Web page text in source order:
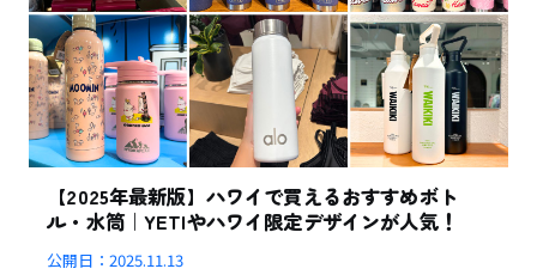
【2025年最新版】ハワイで買えるおすすめボト
ル・水筒｜YETIやハワイ限定デザインが人気！
公開日：2025.11.13